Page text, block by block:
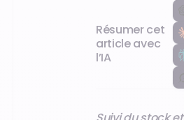
Résumer cet
article avec
l’IA